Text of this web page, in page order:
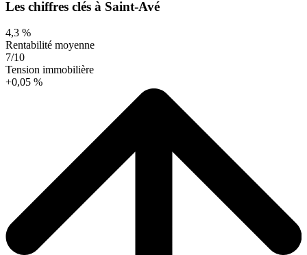
Les chiffres clés à Saint-Avé
4,3 %
Rentabilité moyenne
7/10
Tension immobilière
+0,05 %